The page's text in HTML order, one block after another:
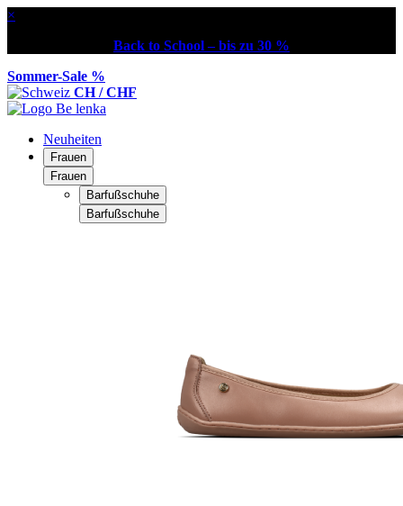
×
Back to School – bis zu 30 %
Sommer-Sale %
CH / CHF
Neuheiten
Frauen
Frauen
Barfußschuhe
Barfußschuhe